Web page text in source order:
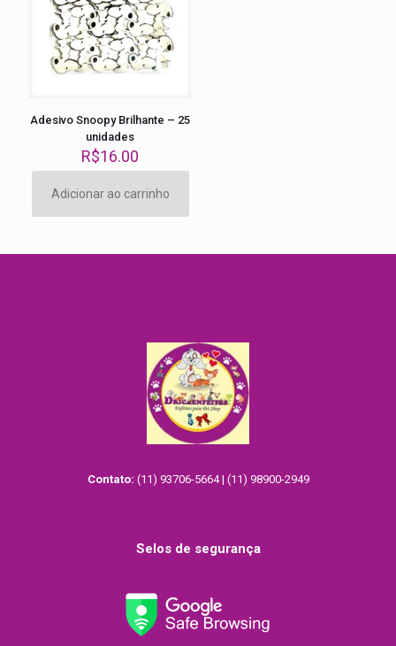
Adesivo Snoopy Brilhante – 25
unidades
R$16.00
Adicionar ao carrinho
Contato: (11) 93706-5664 | (11) 98900-2949
Selos de segurança